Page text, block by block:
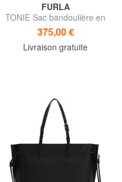
FURLA
TONIE Sac bandoulière en
cuir avec bandoulière
375,00 €
Livraison gratuite